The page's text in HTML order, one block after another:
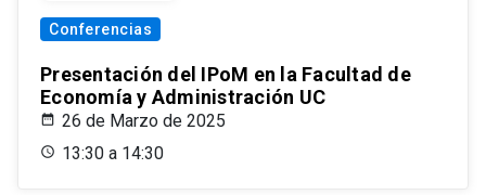
Conferencias
Presentación del IPoM en la Facultad de
Economía y Administración UC
26 de Marzo de 2025
13:30 a 14:30